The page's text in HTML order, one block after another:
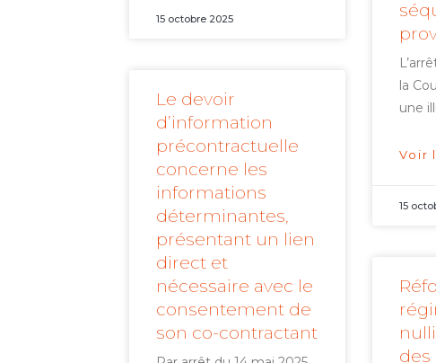
15 octobre 2025
la
une
Voir
15
Le devoir
d’information
précontractuelle
concerne les
informations
déterminantes,
présentant un lien
direct et
nécessaire avec le
consentement de
son co-contractant
des